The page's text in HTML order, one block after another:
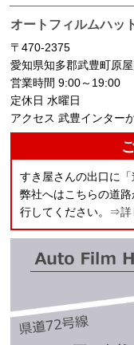
オートフィルムハッ
〒470-2375
愛知県知多郡武豊町原
営業時間 9:00～19:00
定休日 水曜日
アクセス 武豊インター
すき屋さんの出口に「
弊社へはこちらの道
行してください。 ⇒詳